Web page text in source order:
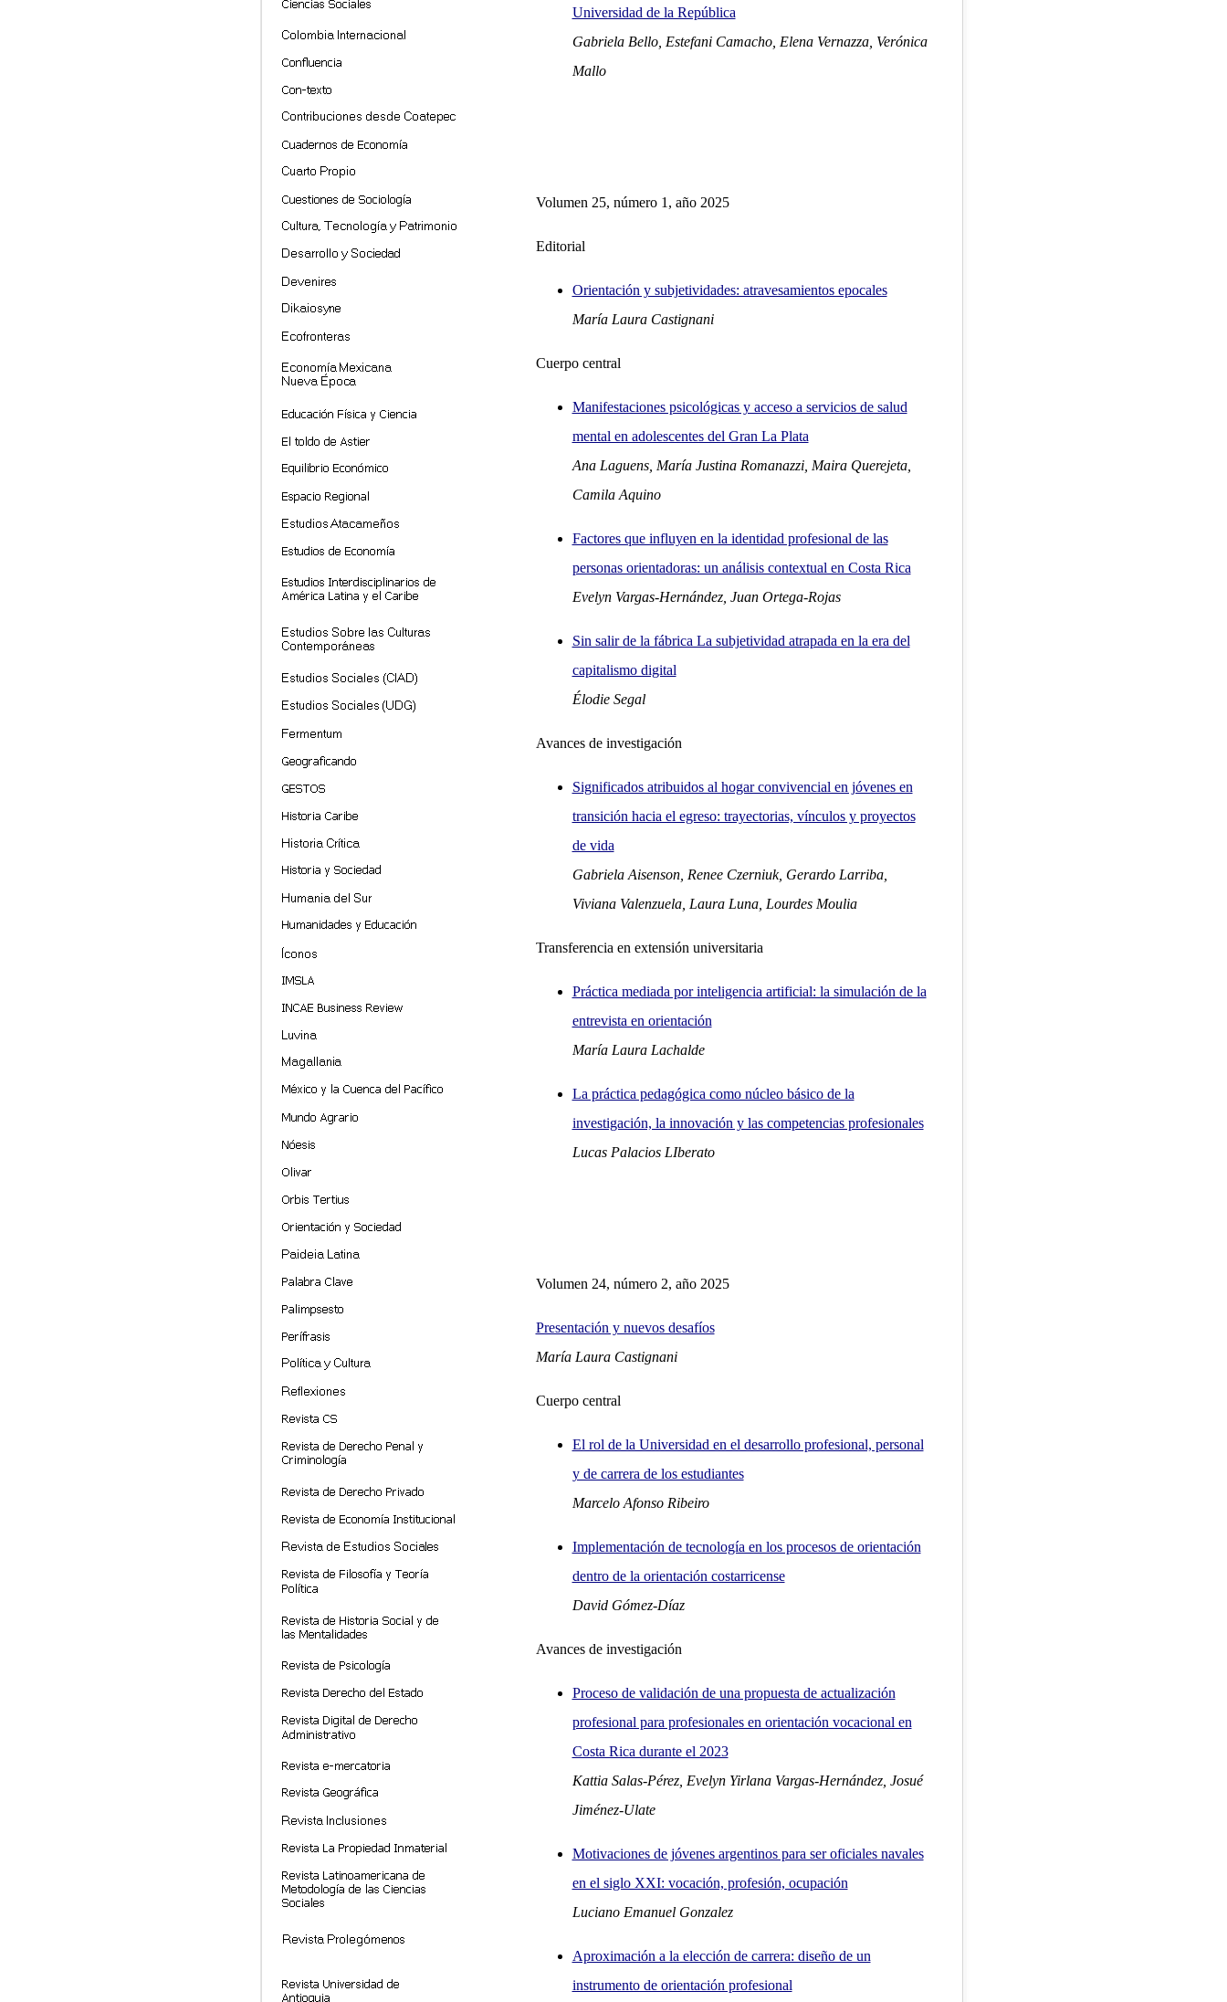
Universidad de la República
Gabriela Bello, Estefani Camacho, Elena Vernazza, Verónica
Mallo
Volumen 25, número 1, año 2025
Editorial
Orientación y subjetividades: atravesamientos epocales
María Laura Castignani
Cuerpo central
Manifestaciones psicológicas y acceso a servicios de salud
mental en adolescentes del Gran La Plata
Ana Laguens, María Justina Romanazzi, Maira Querejeta,
Camila Aquino
Factores que influyen en la identidad profesional de las
personas orientadoras: un análisis contextual en Costa Rica
Evelyn Vargas-Hernández, Juan Ortega-Rojas
Sin salir de la fábrica La subjetividad atrapada en la era del
capitalismo digital
Élodie Segal
Avances de investigación
Significados atribuidos al hogar convivencial en jóvenes en
transición hacia el egreso: trayectorias, vínculos y proyectos
de vida
Gabriela Aisenson, Renee Czerniuk, Gerardo Larriba,
Viviana Valenzuela, Laura Luna, Lourdes Moulia
Transferencia en extensión universitaria
Práctica mediada por inteligencia artificial: la simulación de la
entrevista en orientación
María Laura Lachalde
La práctica pedagógica como núcleo básico de la
investigación, la innovación y las competencias profesionales
Lucas Palacios LIberato
Volumen 24, número 2, año 2025
Presentación y nuevos desafíos
María Laura Castignani
Cuerpo central
El rol de la Universidad en el desarrollo profesional, personal
y de carrera de los estudiantes
Marcelo Afonso Ribeiro
Implementación de tecnología en los procesos de orientación
dentro de la orientación costarricense
David Gómez-Díaz
Avances de investigación
Proceso de validación de una propuesta de actualización
profesional para profesionales en orientación vocacional en
Costa Rica durante el 2023
Kattia Salas-Pérez, Evelyn Yirlana Vargas-Hernández, Josué
Jiménez-Ulate
Motivaciones de jóvenes argentinos para ser oficiales navales
en el siglo XXI: vocación, profesión, ocupación
Luciano Emanuel Gonzalez
Aproximación a la elección de carrera: diseño de un
instrumento de orientación profesional